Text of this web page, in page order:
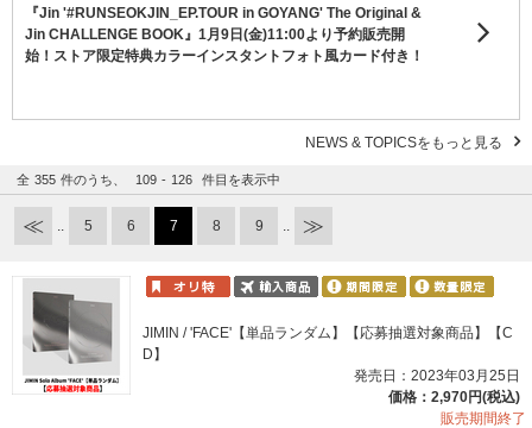
『Jin '#RUNSEOKJIN_EP.TOUR in GOYANG' The Original &
Jin CHALLENGE BOOK』1月9日(金)11:00より予約販売開
始！ストア限定特典カラーインスタントフォト風カード付き！
NEWS & TOPICSをもっと見る
全 355 件のうち、 109 - 126 件目を表示中
.. 5 6 7 8 9 ..
JIMIN / 'FACE'【単品ランダム】【応募抽選対象商品】【C
D】
発売日：2023年03月25日
価格：2,970円(税込)
販売期間終了